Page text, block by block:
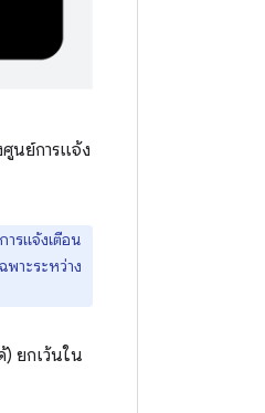
นย์การแจ้ง
รแจ้งเตือน
พาะระหว่าง
) ยกเว้นใน